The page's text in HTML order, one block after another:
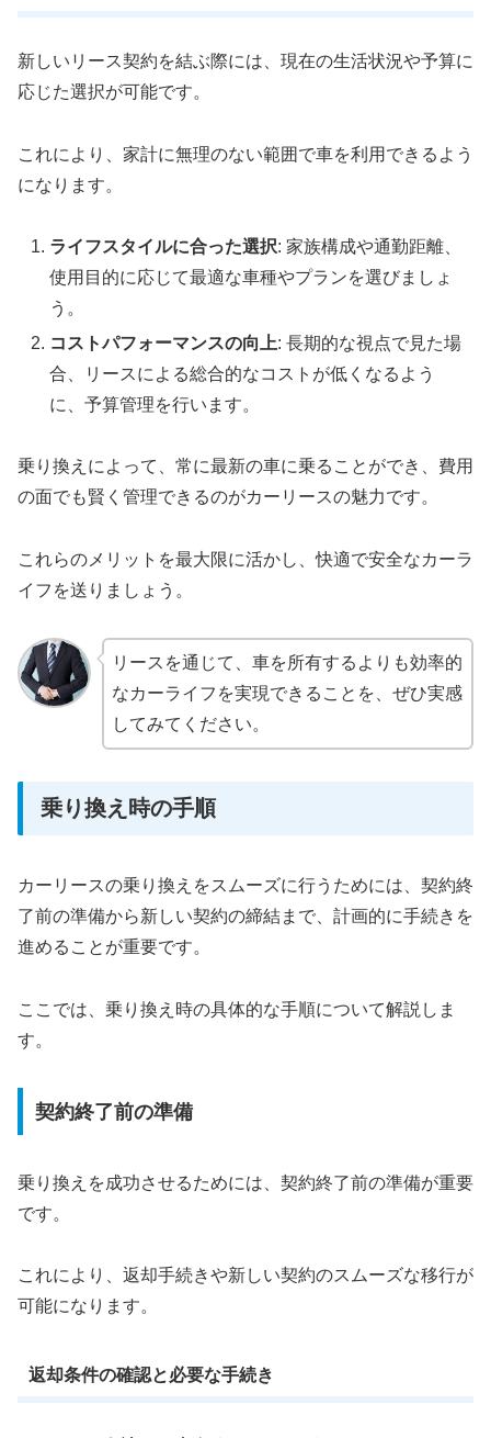
新しいリース契約を結ぶ際には、現在の生活状況や予算に
応じた選択が可能です。
これにより、家計に無理のない範囲で車を利用できるよう
になります。
ライフスタイルに合った選択: 家族構成や通勤距離、
使用目的に応じて最適な車種やプランを選びましょ
う。
コストパフォーマンスの向上: 長期的な視点で見た場
合、リースによる総合的なコストが低くなるよう
に、予算管理を行います。
乗り換えによって、常に最新の車に乗ることができ、費用
の面でも賢く管理できるのがカーリースの魅力です。
これらのメリットを最大限に活かし、快適で安全なカーラ
イフを送りましょう。
リースを通じて、車を所有するよりも効率的
なカーライフを実現できることを、ぜひ実感
してみてください。
乗り換え時の手順
カーリースの乗り換えをスムーズに行うためには、契約終
了前の準備から新しい契約の締結まで、計画的に手続きを
進めることが重要です。
ここでは、乗り換え時の具体的な手順について解説しま
す。
契約終了前の準備
乗り換えを成功させるためには、契約終了前の準備が重要
です。
これにより、返却手続きや新しい契約のスムーズな移行が
可能になります。
返却条件の確認と必要な手続き